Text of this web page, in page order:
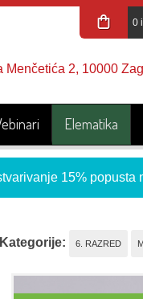
0
Menčetića 2, 10000
Elematika
15% popusta
Kategorije: 6. RAZRED